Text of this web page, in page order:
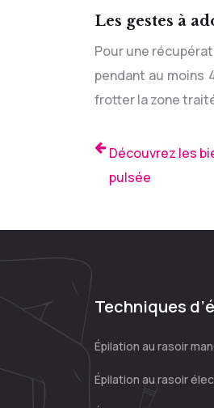
Les gestes à
Pour une
pendant au moins
frotter la zone
Découvrez les
pulsée
Techniques
Épilation au rasoir
Épilation au rasoir